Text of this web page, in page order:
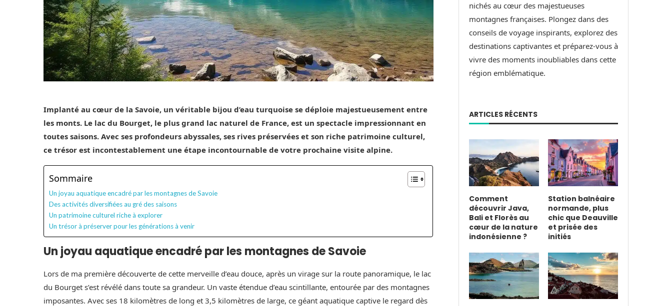
Implanté au cœur de la Savoie, un véritable bijou d’eau turquoise se déploie majestueusement entre
les monts. Le lac du Bourget, le plus grand lac naturel de France, est un spectacle impressionnant en
toutes saisons. Avec ses profondeurs abyssales, ses rives préservées et son riche patrimoine culturel,
ce trésor est incontestablement une étape incontournable de votre prochaine visite alpine.
Sommaire
Un joyau aquatique encadré par les montagnes de Savoie
Des activités diversifiées au gré des saisons
Un patrimoine culturel riche à explorer
Un trésor à préserver pour les générations à venir
Un joyau aquatique encadré par les montagnes de Savoie
Lors de ma première découverte de cette merveille d’eau douce, après un virage sur la route panoramique, le lac
du Bourget s’est révélé dans toute sa grandeur. Un vaste étendue d’eau scintillante, entourée par des montagnes
imposantes. Avec ses 18 kilomètres de long et 3,5 kilomètres de large, ce géant aquatique captive le regard dès
nichés au cœur des majestueuses
montagnes françaises. Plongez dans des
conseils de voyage inspirants, explorez des
destinations captivantes et préparez-vous à
vivre des moments inoubliables dans cette
région emblématique.
ARTICLES RÉCENTS
Comment
découvrir Java,
Bali et Florès au
cœur de la nature
indonésienne ?
Station balnéaire
normande, plus
chic que Deauville
et prisée des
initiés